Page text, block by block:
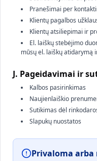
Pranešimai per
Klientų pagalbos
Klientų atsiliepimai ir
El. laiškų stebėjimo
mūsų el. laiškų atidarymą
J. Pageidavimai ir
Kalbos pasirinkimas
Naujienlaiškio
Sutikimas dėl
Slapukų nuostatos
Privaloma